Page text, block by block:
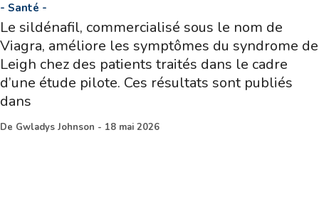
- Santé -
Le sildénafil, commercialisé sous le nom de
Viagra, améliore les symptômes du syndrome de
Leigh chez des patients traités dans le cadre
d’une étude pilote. Ces résultats sont publiés
dans
De Gwladys Johnson - 18 mai 2026